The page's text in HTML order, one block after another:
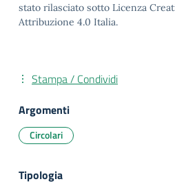
stato rilasciato sotto Licenza
Attribuzione 4.0 Italia.
Stampa / Condividi
Argomenti
Circolari
Tipologia